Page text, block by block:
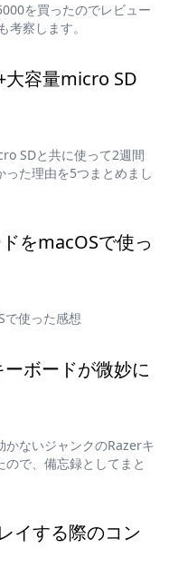
を買ったのでレビュー
察します。
大容量micro SD
SDと共に使って2週間
た理由を5つまとめまし
をmacOSで使っ
使った感想
ボードが微妙に
ないジャンクのRazerキ
で、備忘録としてまと
イする際のコン